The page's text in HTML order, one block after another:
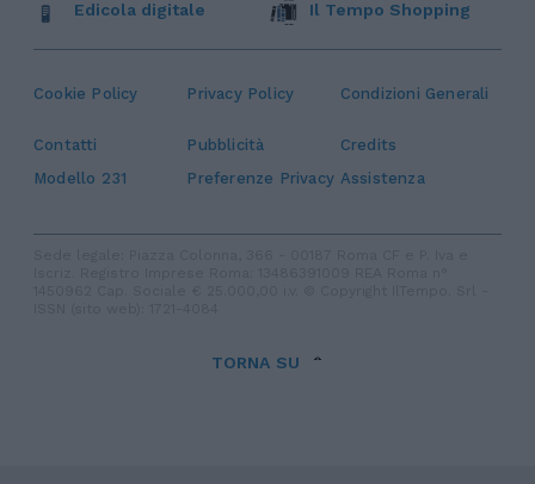
Cookie Policy Privacy Policy Condizioni Generali
Contatti Pubblicità
Credits
Modello 231
Preferenze Privacy Assistenza
Edicola digitale Il Tempo Shopping
TORNA SU